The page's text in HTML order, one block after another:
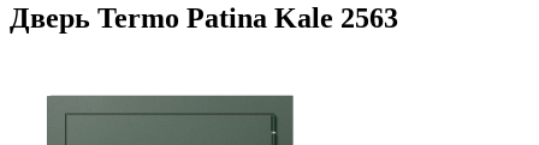
Дверь Termo Patina Kale 2563